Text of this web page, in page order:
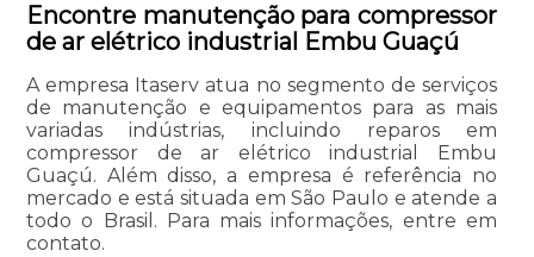
Encontre manutenção para compressor
de ar elétrico industrial Embu Guaçú
A empresa Itaserv atua no segmento de serviços
de manutenção e equipamentos para as mais
variadas indústrias, incluindo reparos em
compressor de ar elétrico industrial Embu
Guaçú. Além disso, a empresa é referência no
mercado e está situada em São Paulo e atende a
todo o Brasil. Para mais informações, entre em
contato.